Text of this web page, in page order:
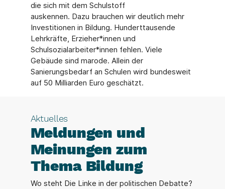
die sich mit dem Schulstoff
auskennen. Dazu brauchen wir deutlich mehr
Investitionen in Bildung. Hunderttausende
Lehrkräfte, Erzieher*innen und
Schulsozialarbeiter*innen fehlen. Viele
Gebäude sind marode. Allein der
Sanierungsbedarf an Schulen wird bundesweit
auf 50 Milliarden Euro geschätzt.
Aktuelles
Meldungen und
Meinungen zum
Thema Bildung
Wo steht Die Linke in der politischen Debatte?